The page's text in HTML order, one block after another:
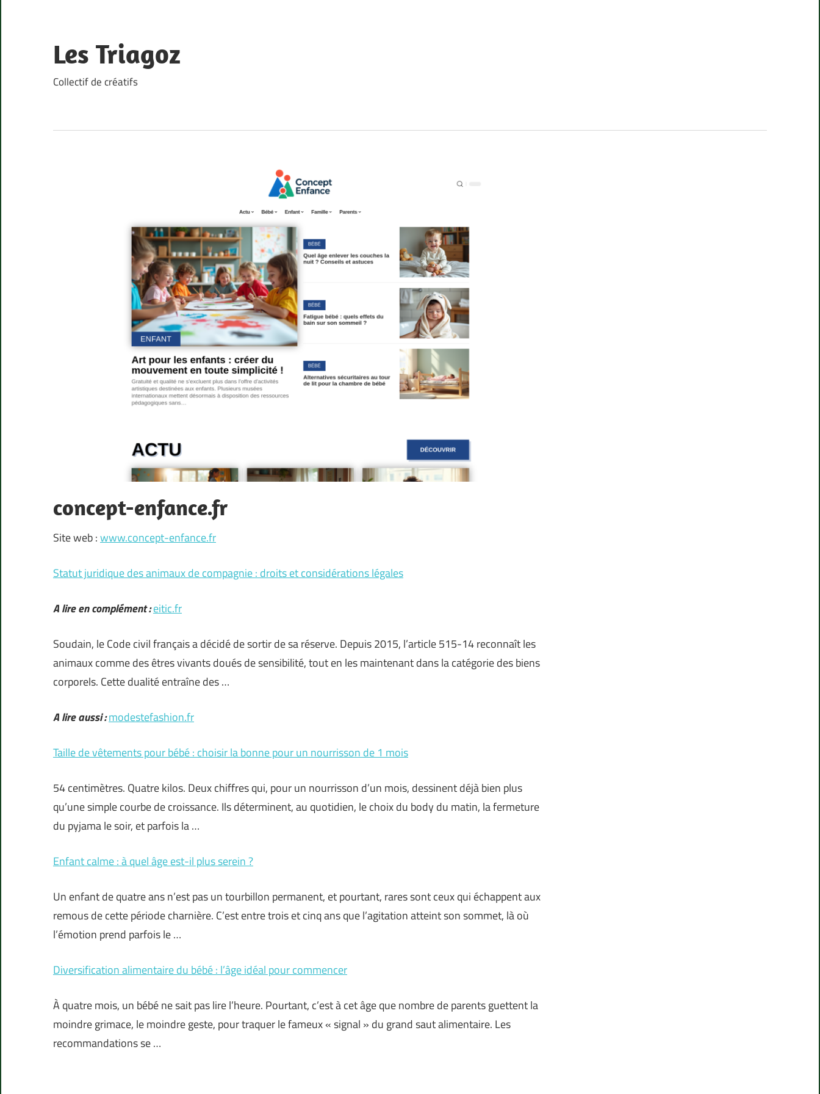
content
Les Triagoz
Collectif de créatifs
concept-enfance.fr
Site web :www.concept-enfance.fr
Statut juridique des animaux de compagnie : droits et considérations légales
A lire en complément :eitic.fr
Soudain, le Code civil français a décidé de sortir de sa réserve. Depuis 2015, l’article 515-14 reconnaît les
animaux comme des êtres vivants doués de sensibilité, tout en les maintenant dans la catégorie des biens
corporels. Cette dualité entraîne des …
A lire aussi :modestefashion.fr
Taille de vêtements pour bébé : choisir la bonne pour un nourrisson de 1 mois
54 centimètres. Quatre kilos. Deux chiffres qui, pour un nourrisson d’un mois, dessinent déjà bien plus
qu’une simple courbe de croissance. Ils déterminent, au quotidien, le choix du body du matin, la fermeture
du pyjama le soir, et parfois la …
Enfant calme : à quel âge est-il plus serein ?
Un enfant de quatre ans n’est pas un tourbillon permanent, et pourtant, rares sont ceux qui échappent aux
remous de cette période charnière. C’est entre trois et cinq ans que l’agitation atteint son sommet, là où
l’émotion prend parfois le …
Diversification alimentaire du bébé : l’âge idéal pour commencer
À quatre mois, un bébé ne sait pas lire l’heure. Pourtant, c’est à cet âge que nombre de parents guettent la
moindre grimace, le moindre geste, pour traquer le fameux « signal » du grand saut alimentaire. Les
recommandations se …